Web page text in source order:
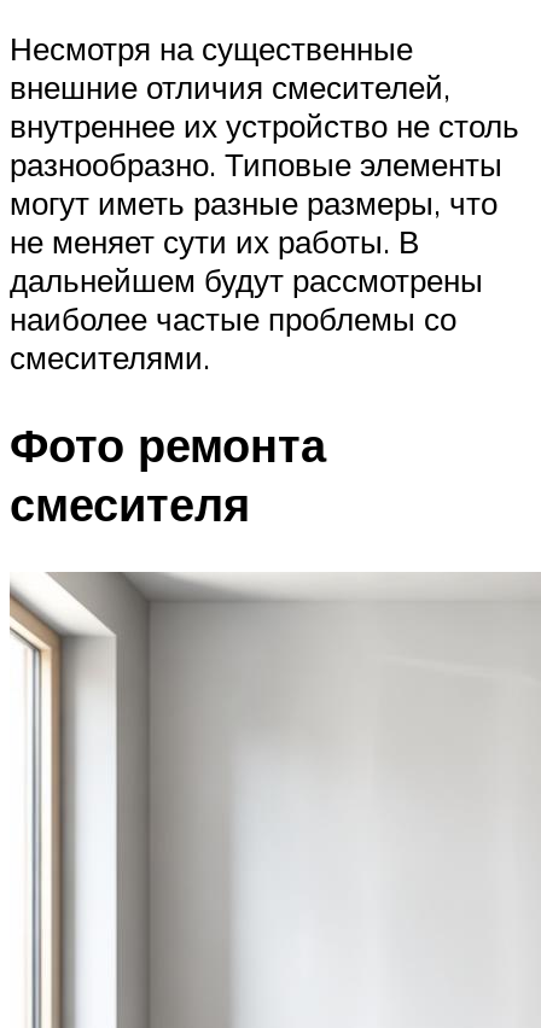
Несмотря на существенные
внешние отличия смесителей,
внутреннее их устройство не столь
разнообразно. Типовые элементы
могут иметь разные размеры, что
не меняет сути их работы. В
дальнейшем будут рассмотрены
наиболее частые проблемы со
смесителями.
Фото ремонта
смесителя